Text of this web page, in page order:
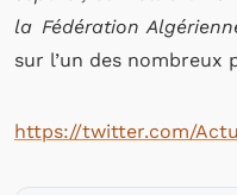
la Fédération
sur l’un des nombreux
https://twitter.com/